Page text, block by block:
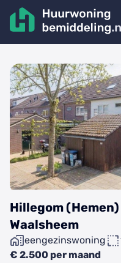
Hillegom
Waalsheem
eengezinswoning
€ 2.500 per maand